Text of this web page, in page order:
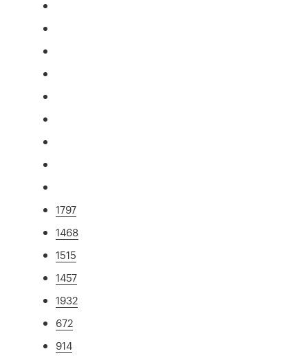
1797
1468
1515
1457
1932
672
914